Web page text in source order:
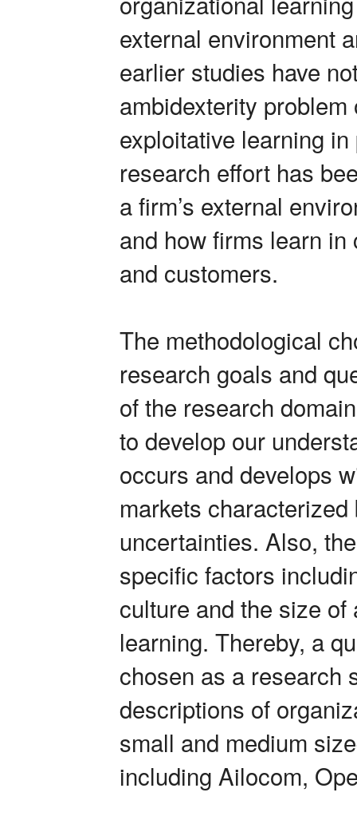
external environment
earlier studies have
ambidexterity
exploitative learning
research effort has
a firm’s external
and how firms learn
and customers.
The methodological
research goals and
of the research
to develop our
occurs and develops
markets
uncertainties. Also,
specific factors
culture and the size
learning. Thereby, a
chosen as a research
descriptions of
small and medium
including Ailocom,